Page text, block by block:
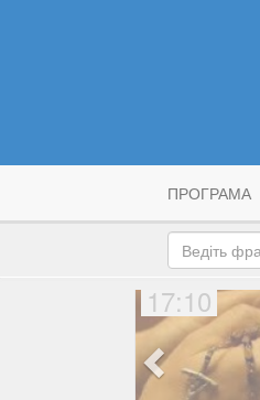
ПРОГРАМА
17:10